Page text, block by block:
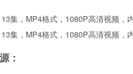
集，MP4格式，1080P高清视频，
集，MP4格式，1080P高清视频，
：